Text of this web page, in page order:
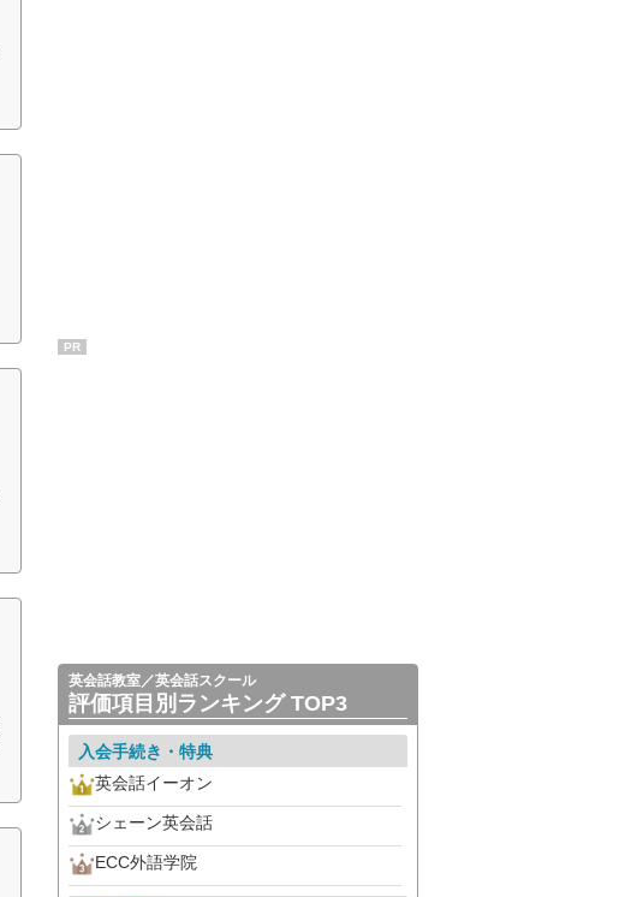
PR
英会話教室／英会話スクール
評価項目別ランキング TOP3
入会手続き・特典
英会話イーオン
シェーン英会話
ECC外語学院